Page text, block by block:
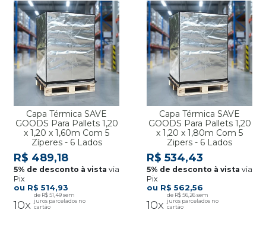
Capa Térmica SAVE
GOODS Para Pallets 1,20
x 1,20 x 1,60m Com 5
Zíperes - 6 Lados
R$ 514,93
10x
R$ 51,49
R$ 489,18
via
Pix
Capa Térmica SAVE
GOODS Para Pallets 1,20
x 1,20 x 1,80m Com 5
Zipers - 6 Lados
R$ 562,56
10x
R$ 56,26
R$ 534,43
via
Pix